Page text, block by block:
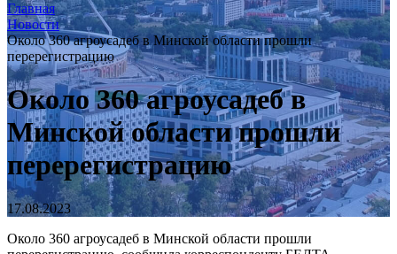
Главная
Новости
Около 360 агроусадеб в Минской области прошли
перерегистрацию
Около 360 агроусадеб в
Минской области прошли
перерегистрацию
17.08.2023
Около 360 агроусадеб в Минской области прошли